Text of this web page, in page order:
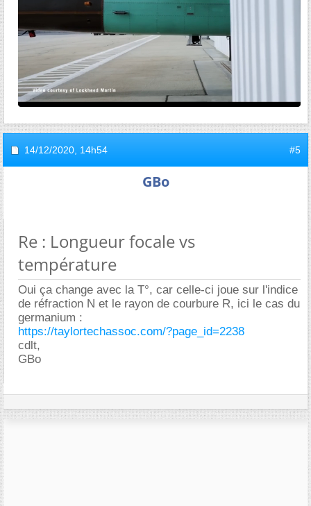
14/12/2020, 14h54 #5
GBo
Re : Longueur focale vs
température
Oui ça change avec la T°, car celle-ci joue sur l'indice
de réfraction N et le rayon de courbure R, ici le cas du
germanium :
https://taylortechassoc.com/?page_id=2238
cdlt,
GBo